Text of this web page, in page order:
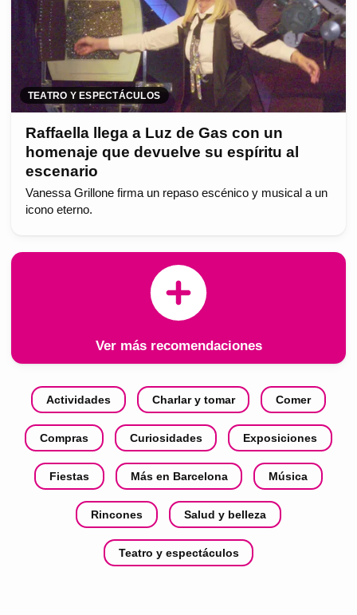
TEATRO Y ESPECTÁCULOS
Raffaella llega a Luz de Gas con un
homenaje que devuelve su espíritu al
escenario
Vanessa Grillone firma un repaso escénico y musical a un
icono eterno.
Ver más recomendaciones
Actividades Charlar y tomar Comer
Compras Curiosidades Exposiciones
Fiestas Más en Barcelona Música
Rincones Salud y belleza
Teatro y espectáculos